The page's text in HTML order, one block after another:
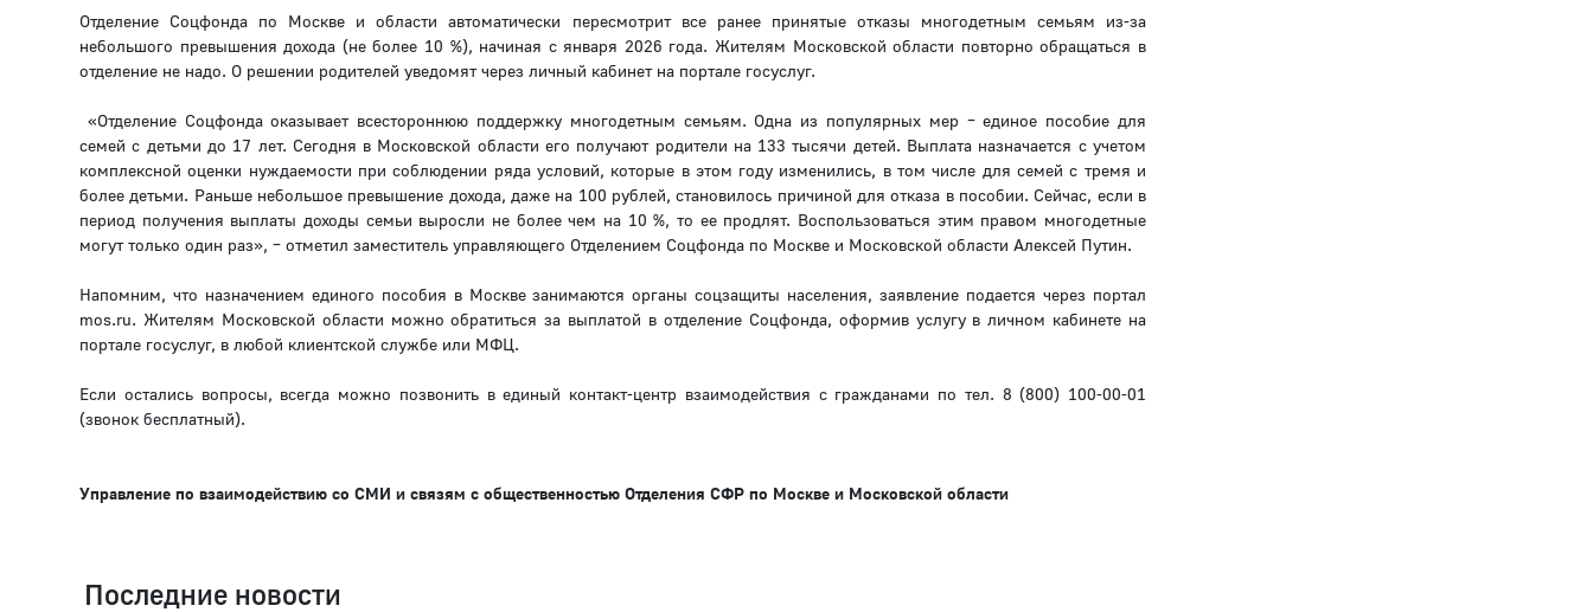
Отделение Соцфонда по Москве и области автоматически пересмотрит все ранее принятые отказы многодетным семьям из-за
небольшого превышения дохода (не более 10 %), начиная с января 2026 года. Жителям Московской области повторно обращаться в
отделение не надо. О решении родителей уведомят через личный кабинет на портале госуслуг.
«Отделение Соцфонда оказывает всестороннюю поддержку многодетным семьям. Одна из популярных мер – единое пособие для
семей с детьми до 17 лет. Сегодня в Московской области его получают родители на 133 тысячи детей. Выплата назначается с учетом
комплексной оценки нуждаемости при соблюдении ряда условий, которые в этом году изменились, в том числе для семей с тремя и
более детьми. Раньше небольшое превышение дохода, даже на 100 рублей, становилось причиной для отказа в пособии. Сейчас, если в
период получения выплаты доходы семьи выросли не более чем на 10 %, то ее продлят. Воспользоваться этим правом многодетные
могут только один раз», – отметил заместитель управляющего Отделением Соцфонда по Москве и Московской области Алексей Путин.
Напомним, что назначением единого пособия в Москве занимаются органы соцзащиты населения, заявление подается через портал
mos.ru. Жителям Московской области можно обратиться за выплатой в отделение Соцфонда, оформив услугу в личном кабинете на
портале госуслуг, в любой клиентской службе или МФЦ.
Если остались вопросы, всегда можно позвонить в единый контакт-центр взаимодействия с гражданами по тел. 8 (800) 100-00-01
(звонок бесплатный).
Управление по взаимодействию со СМИ и связям с общественностью Отделения СФР по Москве и Московской области
Последние новости